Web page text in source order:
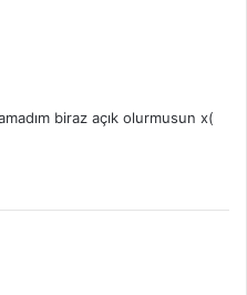
biraz açık olurmusun x(